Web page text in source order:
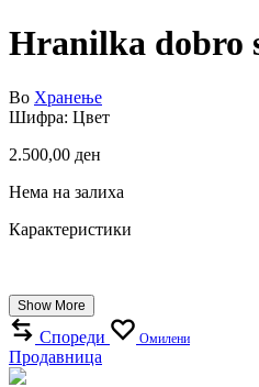
Hranilka dobro
Во Хранење
Шифра: Цвет
2.500,00 ден
Нема на залиха
Карактеристики
Show More
Спореди Омилени
Продавница